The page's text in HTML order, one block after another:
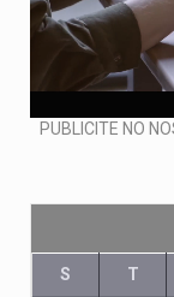
PUBLICITE NO
S T